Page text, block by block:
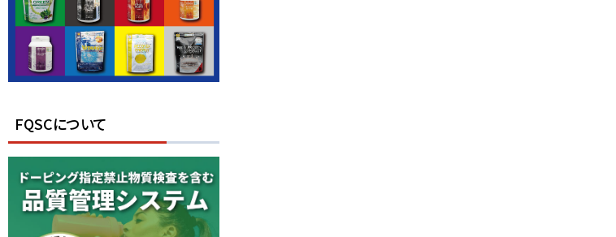
FQSCについて